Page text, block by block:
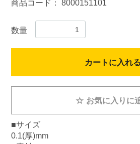
商品コード：8000151101
数量
カートに入れる
☆ お気に入りに
■サイズ
0.1(厚)mm